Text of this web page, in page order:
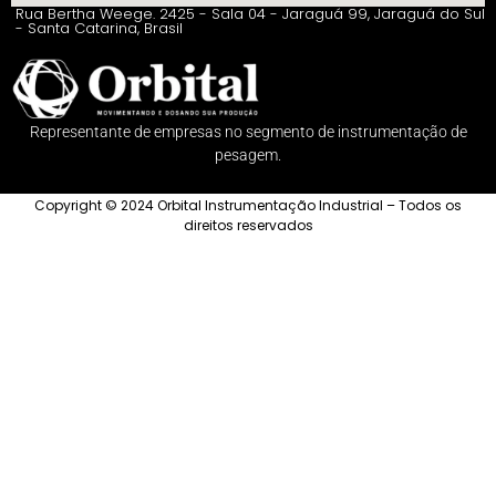
Rua Bertha Weege. 2425 - Sala 04 - Jaraguá 99, Jaraguá do Sul
- Santa Catarina, Brasil
Representante de empresas no segmento de instrumentação de
pesagem.
Copyright © 2024 Orbital Instrumentação Industrial – Todos os
direitos reservados